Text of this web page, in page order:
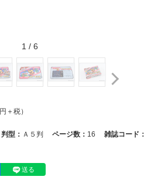
1 / 6
円＋税）
判型： Ａ５判 ページ数： 16
雑誌コード：
送る